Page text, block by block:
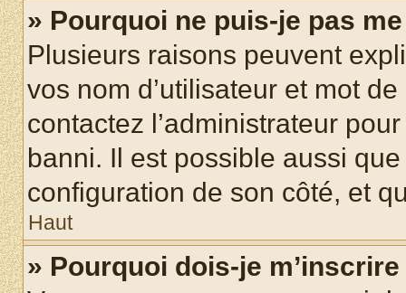
» Pourquoi ne puis-je pas
Plusieurs raisons peuvent
vos nom d’utilisateur et mot
contactez l’administrateur
banni. Il est possible aussi
configuration de son côté, et
Haut
» Pourquoi dois-je